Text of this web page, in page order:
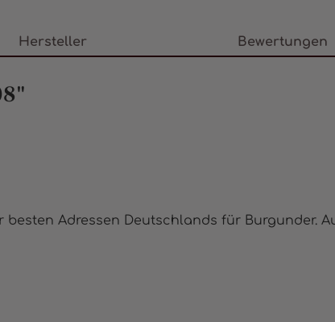
Hersteller Bewertungen
Adressen Deutschlands für Burgunder.